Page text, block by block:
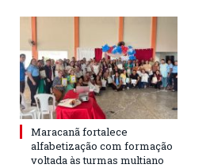
Maracanã fortalece
alfabetização com formação
voltada às turmas multiano